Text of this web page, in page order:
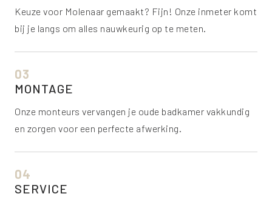
Keuze voor Molenaar gemaakt? Fijn! Onze inmeter komt
bij je langs om alles nauwkeurig op te meten.
03
MONTAGE
Onze monteurs vervangen je oude badkamer vakkundig
en zorgen voor een perfecte afwerking.
04
SERVICE